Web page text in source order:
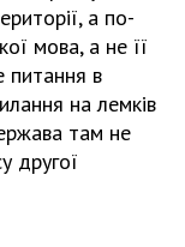
а по-
мова, а не її
питання в
на лемків
там не
другої